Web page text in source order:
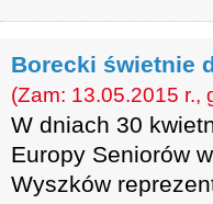
Borecki świetnie
(Zam: 13.05.2015 r.,
W dniach 30
Europy Seniorów
Wyszków